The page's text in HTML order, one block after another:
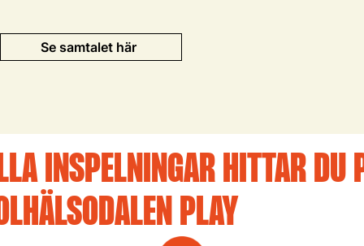
Se samtalet här
INSPELNINGAR HITTAR DU
PLAY